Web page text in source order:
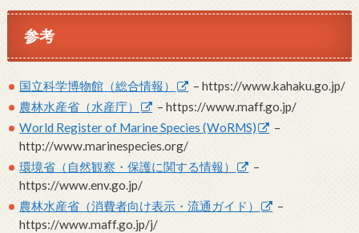
参考
国立科学博物館（総合情報）
– https://www.kahaku.go.jp/
農林水産省（水産庁）
– https://www.maff.go.jp/
World Register of Marine Species (WoRMS)
–
http://www.marinespecies.org/
環境省（自然観察・保護に関する情報）
–
https://www.env.go.jp/
農林水産省（消費者向け表示・流通ガイド）
–
https://www.maff.go.jp/j/